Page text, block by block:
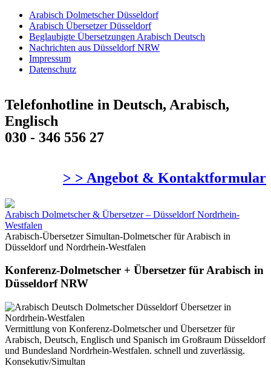
Arabisch Dolmetscher Düsseldorf
Arabisch Übersetzer Düsseldorf
Beglaubigte Übersetzungen Arabisch Deutsch
Nachrichten aus Düsseldorf NRW
Impressum
Datenschutz
Telefonhotline in Deutsch, Arabisch,
Englisch
030 - 346 556 27
> > Angebot & Kontaktformular
Arabisch Dolmetscher & Übersetzer – Düsseldorf Nordrhein-
Westfalen
Arabisch-Übersetzer Simultan-Dolmetscher für Arabisch in
Düsseldorf und Nordrhein-Westfalen
Konferenz-Dolmetscher + Übersetzer für Arabisch in
Düsseldorf NRW
Vermittlung von Konferenz-Dolmetscher und Übersetzer für
Arabisch, Deutsch, Englisch und Spanisch im Großraum Düsseldorf
und Bundesland Nordrhein-Westfalen. schnell und zuverlässig.
Konsekutiv/Simultan